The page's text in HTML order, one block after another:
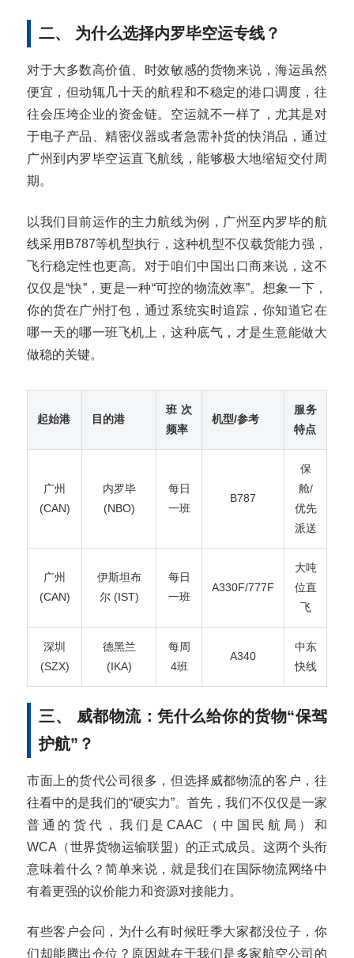
二、 为什么选择内罗毕空运专线？
对于大多数高价值、时效敏感的货物来说，海运虽然
便宜，但动辄几十天的航程和不稳定的港口调度，往
往会压垮企业的资金链。空运就不一样了，尤其是对
于电子产品、精密仪器或者急需补货的快消品，通过
广州到内罗毕空运直飞航线，能够极大地缩短交付周
期。
以我们目前运作的主力航线为例，广州至内罗毕的航
线采用B787等机型执行，这种机型不仅载货能力强，
飞行稳定性也更高。对于咱们中国出口商来说，这不
仅仅是“快”，更是一种“可控的物流效率”。想象一下，
你的货在广州打包，通过系统实时追踪，你知道它在
哪一天的哪一班飞机上，这种底气，才是生意能做大
做稳的关键。
起始港 目的港
班次
频率
机型/参考
服务
特点
广州
(CAN)
内罗毕
(NBO)
每日
一班
B787
保
舱/
优先
派送
广州
(CAN)
伊斯坦布
尔 (IST)
每日
一班
A330F/777F
大吨
位直
飞
深圳
(SZX)
德黑兰
(IKA)
每周
4班
A340
中东
快线
三、 威都物流：凭什么给你的货物“保驾
护航”？
市面上的货代公司很多，但选择威都物流的客户，往
往看中的是我们的“硬实力”。首先，我们不仅仅是一家
普通的货代，我们是CAAC（中国民航局）和
WCA（世界货物运输联盟）的正式成员。这两个头衔
意味着什么？简单来说，就是我们在国际物流网络中
有着更强的议价能力和资源对接能力。
有些客户会问，为什么有时候旺季大家都没位子，你
们却能腾出仓位？原因就在于我们是多家航空公司的